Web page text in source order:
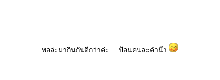
พอล่ะมากินกันดีกว่าค่ะ ... ป้อนคนละคำน๊า